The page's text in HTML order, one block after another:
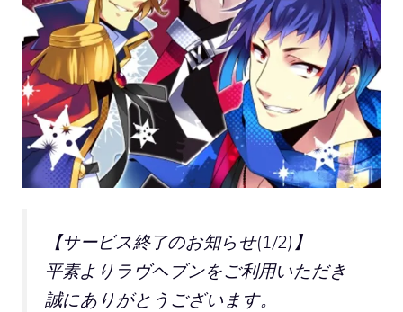
【サービス終了のお知らせ(1/2)】
平素よりラヴヘブンをご利用いただき
誠にありがとうございます。